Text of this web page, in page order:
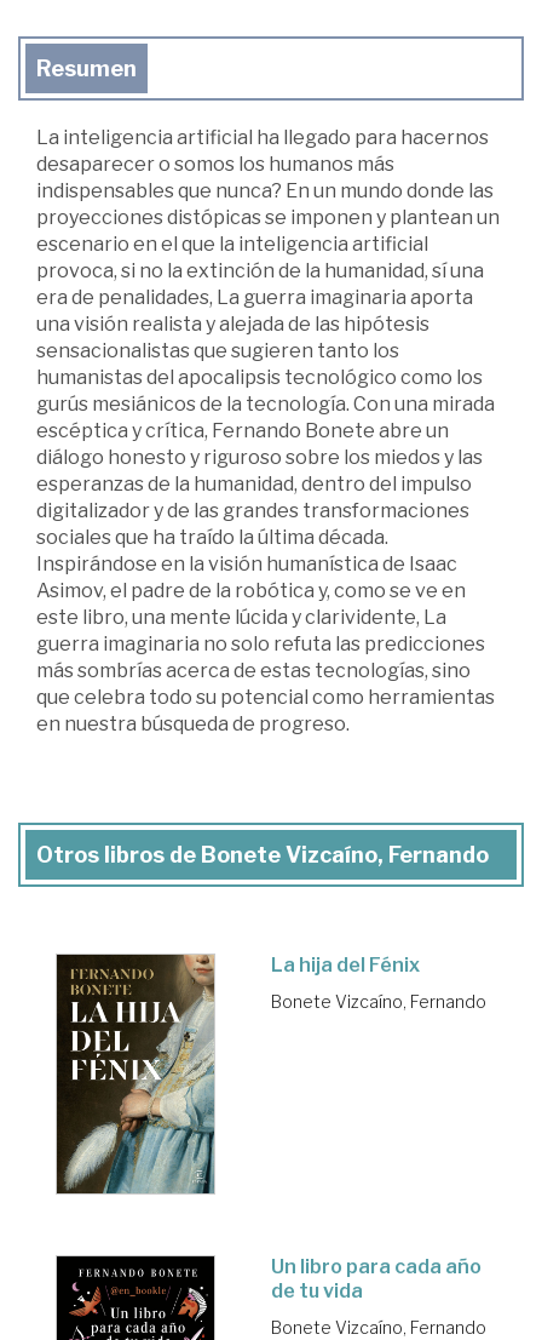
Resumen
La inteligencia artificial ha llegado para hacernos
desaparecer o somos los humanos más
indispensables que nunca? En un mundo donde las
proyecciones distópicas se imponen y plantean un
escenario en el que la inteligencia artificial
provoca, si no la extinción de la humanidad, sí una
era de penalidades, La guerra imaginaria aporta
una visión realista y alejada de las hipótesis
sensacionalistas que sugieren tanto los
humanistas del apocalipsis tecnológico como los
gurús mesiánicos de la tecnología. Con una mirada
escéptica y crítica, Fernando Bonete abre un
diálogo honesto y riguroso sobre los miedos y las
esperanzas de la humanidad, dentro del impulso
digitalizador y de las grandes transformaciones
sociales que ha traído la última década.
Inspirándose en la visión humanística de Isaac
Asimov, el padre de la robótica y, como se ve en
este libro, una mente lúcida y clarividente, La
guerra imaginaria no solo refuta las predicciones
más sombrías acerca de estas tecnologías, sino
que celebra todo su potencial como herramientas
en nuestra búsqueda de progreso.
Otros libros de Bonete Vizcaíno, Fernando
La hija del Fénix
Bonete Vizcaíno, Fernando
Un libro para cada año
de tu vida
Bonete Vizcaíno, Fernando